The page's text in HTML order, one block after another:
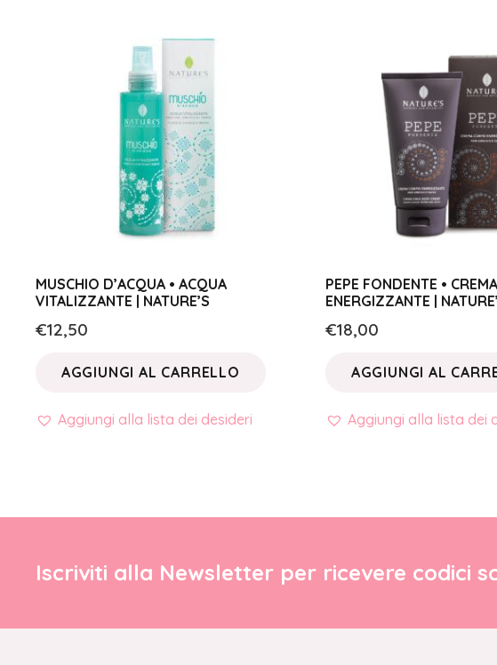
MUSCHIO D’ACQUA • ACQUA
VITALIZZANTE | NATURE’S
€12,50
AGGIUNGI AL CARRELLO
Aggiungi alla lista dei desideri
PEPE FONDENTE •
ENERGIZZANTE |
€18,00
AGGIUNGI AL
Aggiungi alla lista dei
Iscriviti alla Newsletter per ricevere codici